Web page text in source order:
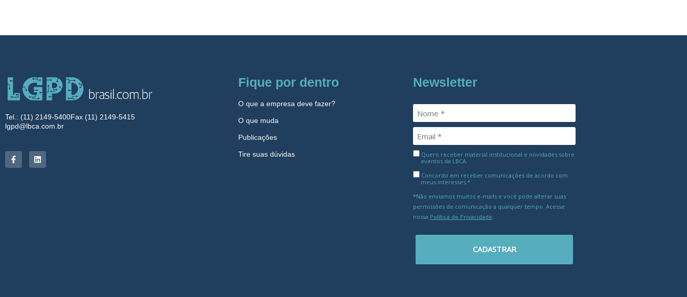
Tel.: (11) 2149-5400Fax (11) 2149-5415
lgpd@lbca.com.br
Fique por dentro
O que a empresa deve fazer?
O que muda
Publicações
Tire suas dúvidas
Newsletter
Quero receber material institucional e novidades sobre
eventos da LBCA
Concordo em receber comunicações de acordo com
meus interesses.*
*Não enviamos muitos e-mails e você pode alterar suas
permissões de comunicação a qualquer tempo. Acesse
nossa Política de Privacidade
CADASTRAR